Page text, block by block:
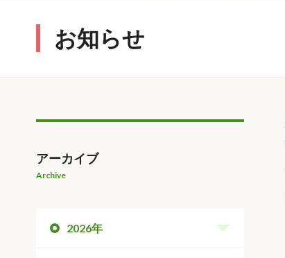
お知らせ
アーカイブ
Archive
2026年